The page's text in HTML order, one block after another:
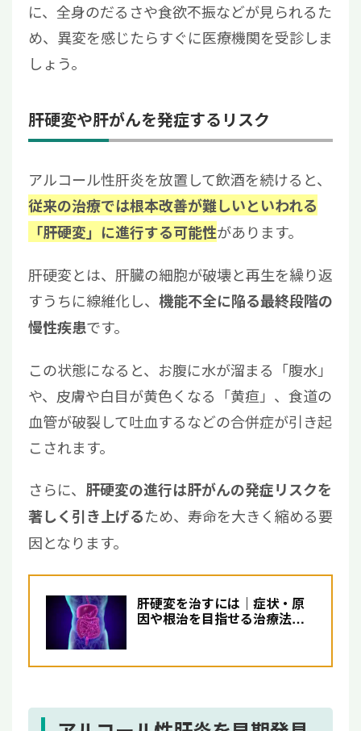
に、全身のだるさや食欲不振などが見られるた
め、異変を感じたらすぐに医療機関を受診しま
しょう。
肝硬変や肝がんを発症するリスク
アルコール性肝炎を放置して飲酒を続けると、
従来の治療では根本改善が難しいといわれる
「肝硬変」に進行する可能性があります。
肝硬変とは、肝臓の細胞が破壊と再生を繰り返
すうちに線維化し、 機能不全に陥る最終段階の
慢性疾患です。
この状態になると、お腹に水が溜まる「腹水」
や、皮膚や白目が黄色くなる「黄疸」、食道の
血管が破裂して吐血するなどの合併症が引き起
こされます。
さらに、 肝硬変の進行は肝がんの発症リスクを
著しく引き上げるため、寿命を大きく縮める要
因となります。
肝硬変を治すには｜症状・原
因や根治を目指せる治療法に